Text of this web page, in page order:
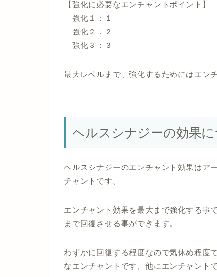
【強化に必要なエンチャントポイント】
強化１：１
強化２：２
強化３：３
最大レベルまで、強化するためにはエン
ヘルスシナジーの効果
ヘルスシナジーのエンチャント効果はア
チャントです。
エンチャント効果を最大まで強化する事
まで回復させる事ができます。
わずかに回復する程度なので気休め程度
なエンチャントです。他にエンチャント